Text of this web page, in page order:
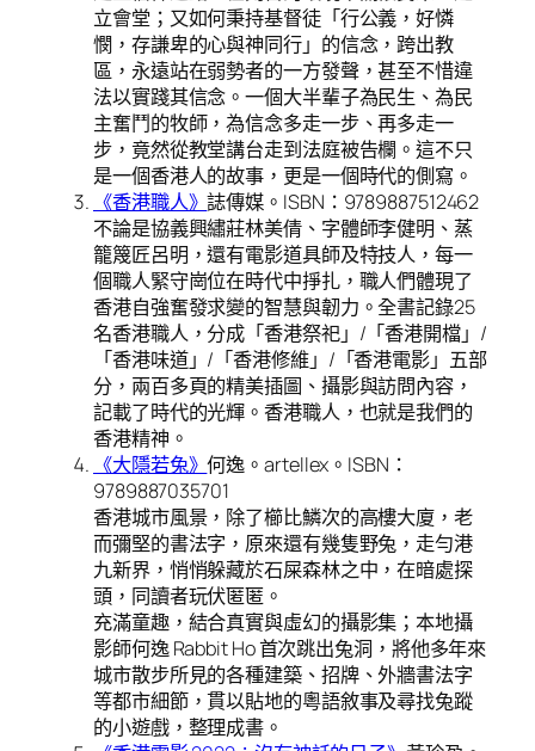
立會堂；又如何秉持基督徒「行公義，好憐
憫，存謙卑的心與神同行」的信念，跨出教
區，永遠站在弱勢者的一方發聲，甚至不惜違
法以實踐其信念。一個大半輩子為民生、為民
主奮鬥的牧師，為信念多走一步、再多走一
步，竟然從教堂講台走到法庭被告欄。這不只
是一個香港人的故事，更是一個時代的側寫。
《香港職人》誌傳媒。ISBN：9789887512462
不論是協義興繡莊林美倩、字體師李健明、蒸
籠篾匠呂明，還有電影道具師及特技人，每一
個職人緊守崗位在時代中掙扎，職人們體現了
香港自強奮發求變的智慧與韌力。全書記錄25
名香港職人，分成「香港祭祀」/「香港開檔」/
「香港味道」/「香港修維」/「香港電影」五部
分，兩百多頁的精美插圖、攝影與訪問內容，
記載了時代的光輝。香港職人，也就是我們的
香港精神。
《大隱若兔》何逸。artellex。ISBN：
9789887035701
香港城市風景，除了櫛比鱗次的高樓大廈，老
而彌堅的書法字，原來還有幾隻野兔，走勻港
九新界，悄悄躲藏於石屎森林之中，在暗處探
頭，同讀者玩伏匿匿。
充滿童趣，結合真實與虛幻的攝影集；本地攝
影師何逸 Rabbit Ho 首次跳出兔洞，將他多年來
城市散步所見的各種建築、招牌、外牆書法字
等都市細節，貫以貼地的粵語敘事及尋找兔蹤
的小遊戲，整理成書。